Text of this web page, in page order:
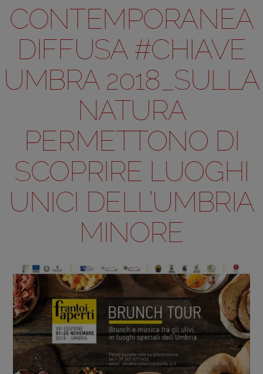
CONTEMPORANEA
DIFFUSA #CHIAVE
UMBRA 2018_SULLA
NATURA
PERMETTONO DI
SCOPRIRE LUOGHI
UNICI DELL’UMBRIA
MINORE